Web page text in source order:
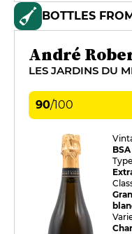
BOTTLES
André
LES JARDINS DU
90/100
BSA